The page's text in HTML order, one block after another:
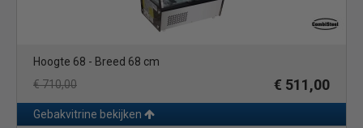
Hoogte 68 - Breed 68 cm
€ 710,00
€ 511,00
Gebakvitrine bekijken